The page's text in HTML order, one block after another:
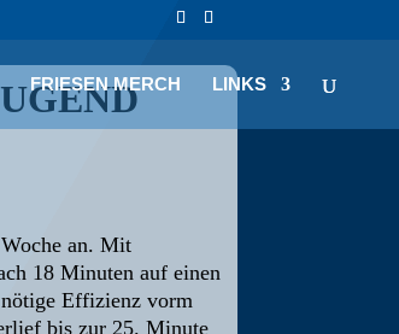
FRIESEN MERCH LINKS
an. Mit
18 Minuten auf einen
Effizienz vorm
bis zur 25. Minute